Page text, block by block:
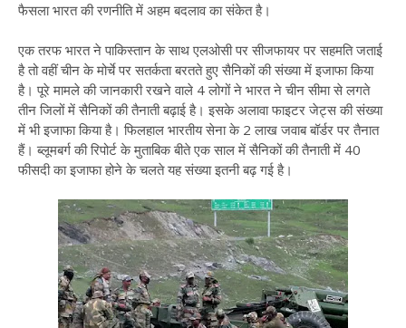
फैसला भारत की रणनीति में अहम बदलाव का संकेत है।
एक तरफ भारत ने पाकिस्तान के साथ एलओसी पर सीजफायर पर सहमति जताई
है तो वहीं चीन के मोर्चे पर सतर्कता बरतते हुए सैनिकों की संख्या में इजाफा किया
है। पूरे मामले की जानकारी रखने वाले 4 लोगों ने भारत ने चीन सीमा से लगते
तीन जिलों में सैनिकों की तैनाती बढ़ाई है। इसके अलावा फाइटर जेट्स की संख्या
में भी इजाफा किया है। फिलहाल भारतीय सेना के 2 लाख जवाब बॉर्डर पर तैनात
हैं। ब्लूमबर्ग की रिपोर्ट के मुताबिक बीते एक साल में सैनिकों की तैनाती में 40
फीसदी का इजाफा होने के चलते यह संख्या इतनी बढ़ गई है।